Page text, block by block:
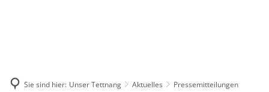
Sie sind hier: Unser Tettnang Aktuelles
Pressemitteilungen